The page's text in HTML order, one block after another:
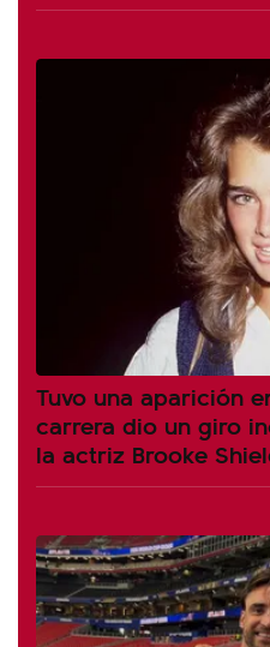
Tuvo una aparición
carrera dio un giro
la actriz Brooke